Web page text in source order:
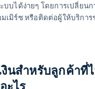
บบได้ง่ายๆ โดยการเปลี่ยน
เมิร์ซ หรือติดต่อผู้ให้บริการ
งินสำหรับลูกค้าที่